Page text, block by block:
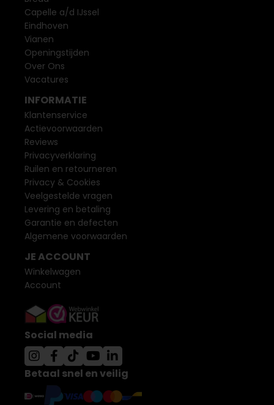
Capelle a/d IJssel
Eindhoven
Vianen
Openingstijden
Over Ons
Vacatures
INFORMATIE
Klantenservice
Actievoorwaarden
Reviews
Privacyverklaring
Ruilen en retourneren
Privacy & Cookies
Veelgestelde vragen
Levering en betaling
Garantie en defecten
Algemene voorwaarden
JE ACCOUNT
Winkelwagen
Account
Social media
Betaal snel en veilig